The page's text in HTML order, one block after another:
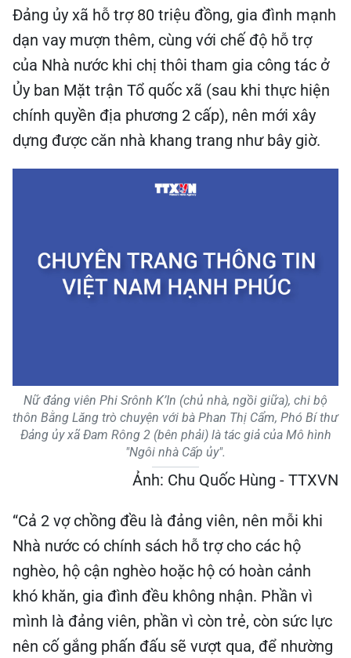
Đảng ủy xã hỗ trợ 80 triệu đồng, gia đình mạnh
dạn vay mượn thêm, cùng với chế độ hỗ trợ
của Nhà nước khi chị thôi tham gia công tác ở
Ủy ban Mặt trận Tổ quốc xã (sau khi thực hiện
chính quyền địa phương 2 cấp), nên mới xây
dựng được căn nhà khang trang như bây giờ.
Nữ đảng viên Phi Srônh K’In (chủ nhà, ngồi giữa), chi bộ
thôn Bằng Lăng trò chuyện với bà Phan Thị Cẩm, Phó Bí thư
Đảng ủy xã Đam Rông 2 (bên phải) là tác giả của Mô hình
"Ngôi nhà Cấp ủy".
Ảnh: Chu Quốc Hùng - TTXVN
“Cả 2 vợ chồng đều là đảng viên, nên mỗi khi
Nhà nước có chính sách hỗ trợ cho các hộ
nghèo, hộ cận nghèo hoặc hộ có hoàn cảnh
khó khăn, gia đình đều không nhận. Phần vì
mình là đảng viên, phần vì còn trẻ, còn sức lực
nên cố gắng phấn đấu sẽ vượt qua, để nhường